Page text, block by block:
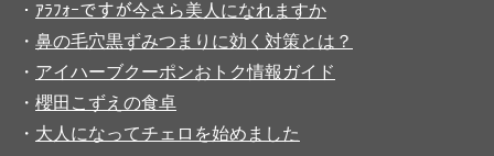
・ ｱﾗﾌｫｰですが今さら美人になれますか
・ 鼻の毛穴黒ずみつまりに効く対策とは？
・ アイハーブクーポンおトク情報ガイド
・ 櫻田こずえの食卓
・ 大人になってチェロを始めました